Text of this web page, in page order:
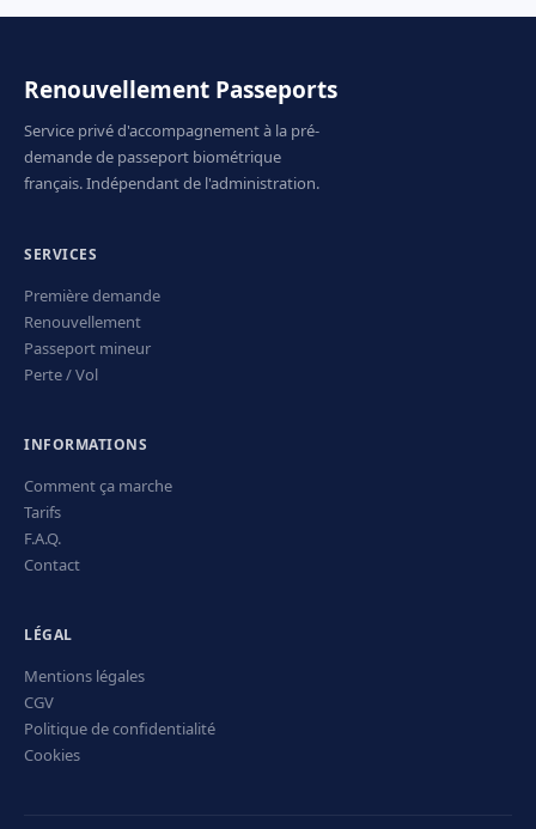
Renouvellement Passeports
Service privé d'accompagnement à la pré-
demande de passeport biométrique
français. Indépendant de l'administration.
SERVICES
Première demande
Renouvellement
Passeport mineur
Perte / Vol
INFORMATIONS
Comment ça marche
Tarifs
F.A.Q.
Contact
LÉGAL
Mentions légales
CGV
Politique de confidentialité
Cookies